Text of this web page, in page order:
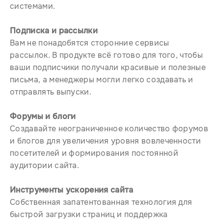
системами.
Подписка и рассылки
Вам не понадобятся сторонние сервисы
рассылок. В продукте всё готово для того, чтобы
ваши подписчики получали красивые и полезные
письма, а менеджеры могли легко создавать и
отправлять выпуски.
Форумы и блоги
Создавайте неограниченное количество форумов
и блогов для увеличения уровня вовлеченности
посетителей и формирования постоянной
аудитории сайта.
Инструменты ускорения сайта
Собственная запатентованная технология для
быстрой загрузки страниц и поддержка